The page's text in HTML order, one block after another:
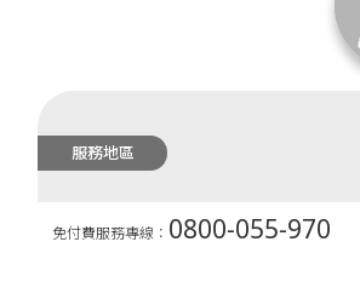
服務地區
免付費服務專線： 0800-055-970